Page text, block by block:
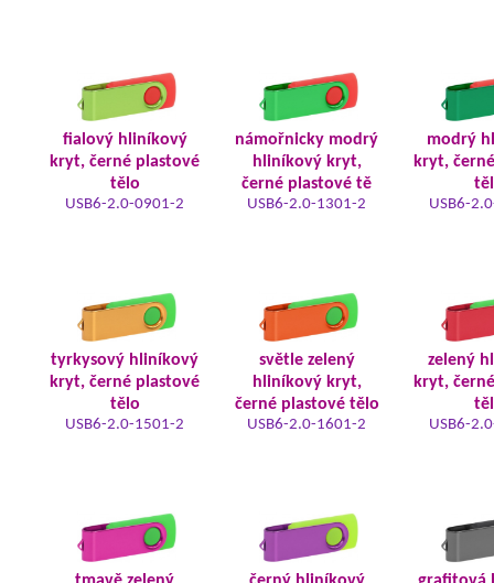
fialový hliníkový
kryt, černé plastové
tělo
USB6-2.0-0901-2
námořnicky modrý
hliníkový kryt,
černé plastové tě
USB6-2.0-1301-2
modrý
kryt,
USB6-
tyrkysový hliníkový
kryt, černé plastové
tělo
USB6-2.0-1501-2
světle zelený
hliníkový kryt,
černé plastové tělo
USB6-2.0-1601-2
zelený
kryt,
USB6-